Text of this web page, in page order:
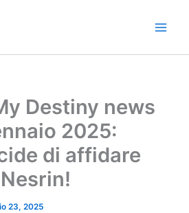
Destiny news
2025:
di affidare
23, 2025